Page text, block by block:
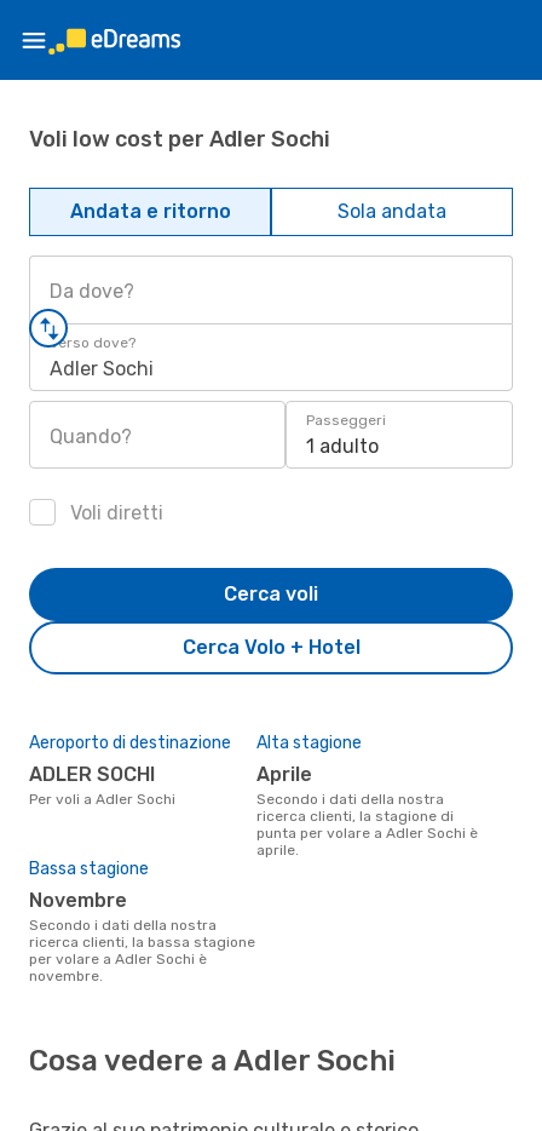
Voli low cost per Adler Sochi
Andata e ritorno Sola andata
Da dove?
Verso dove?
Adler Sochi
Quando?
Passeggeri
1 adulto
Voli diretti
Cerca Volo + Hotel
Cerca voli
Aeroporto di destinazione
ADLER SOCHI
Per voli a Adler Sochi
Alta stagione
aprile
Secondo i dati della nostra
ricerca clienti, la stagione di
punta per volare a Adler Sochi è
aprile.
Bassa stagione
novembre
Secondo i dati della nostra
ricerca clienti, la bassa stagione
per volare a Adler Sochi è
novembre.
Cosa vedere a Adler Sochi